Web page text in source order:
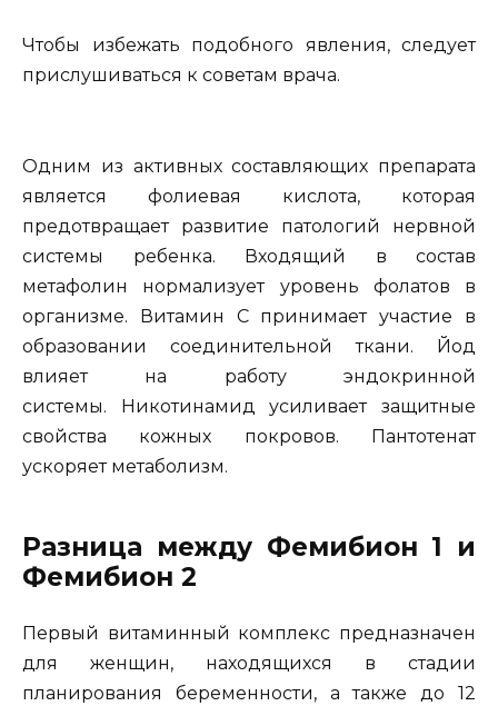
Чтобы избежать подобного явления, следует
прислушиваться к советам врача.
Одним из активных составляющих препарата
является фолиевая кислота, которая
предотвращает развитие патологий нервной
системы ребенка. Входящий в состав
метафолин нормализует уровень фолатов в
организме. Витамин С принимает участие в
образовании соединительной ткани. Йод
влияет на работу эндокринной
системы. Никотинамид усиливает защитные
свойства кожных покровов. Пантотенат
ускоряет метаболизм.
Разница между Фемибион 1 и
Фемибион 2
Первый витаминный комплекс предназначен
для женщин, находящихся в стадии
планирования беременности, а также до 12